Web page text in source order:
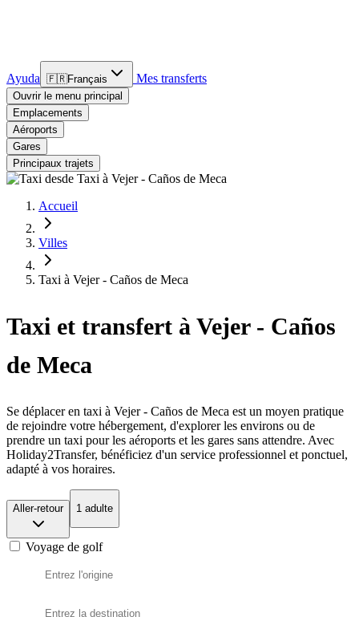
Ayuda 🇫🇷Français Mes transferts
Ouvrir le menu principal
Emplacements
Aéroports
Gares
Principaux trajets
Accueil
Villes
Taxi à Vejer - Caños de Meca
Taxi et transfert à Vejer - Caños
de Meca
Se déplacer en taxi à Vejer - Caños de Meca est un moyen pratique
de rejoindre votre hébergement, d'explorer les environs ou de
prendre un taxi pour les aéroports et les gares sans attendre. Avec
Holiday2Transfer, bénéficiez d'un service professionnel et ponctuel,
adapté à vos horaires.
Aller-retour 1 adulte
Voyage de golf